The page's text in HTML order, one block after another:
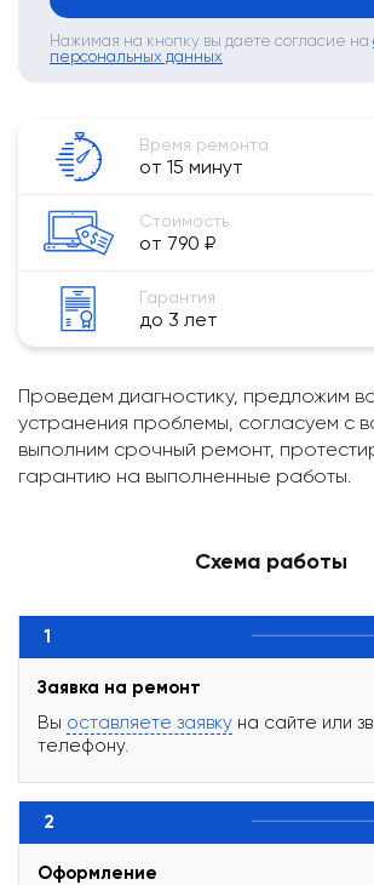
Нажимая на кнопку вы даете согласие на
персональных данных
Время ремонта
от 15 минут
Стоимость
от 790 ₽
Гарантия
до 3 лет
Проведем диагностику, предложим
устранения проблемы, согласуем с
выполним срочный ремонт,
гарантию на выполненные работы.
Схема работы
1
Заявка на ремонт
Вы оставляете заявку на сайте или
телефону.
2
Оформление